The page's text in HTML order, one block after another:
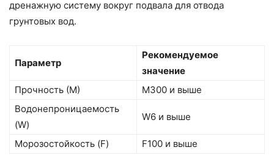
дренажную систему вокруг подвала для отвода
грунтовых вод.
Параметр
Рекомендуемое
значение
Прочность (М)
М300 и выше
Водонепроницаемость
(W)
W6 и выше
Морозостойкость (F) F100 и выше